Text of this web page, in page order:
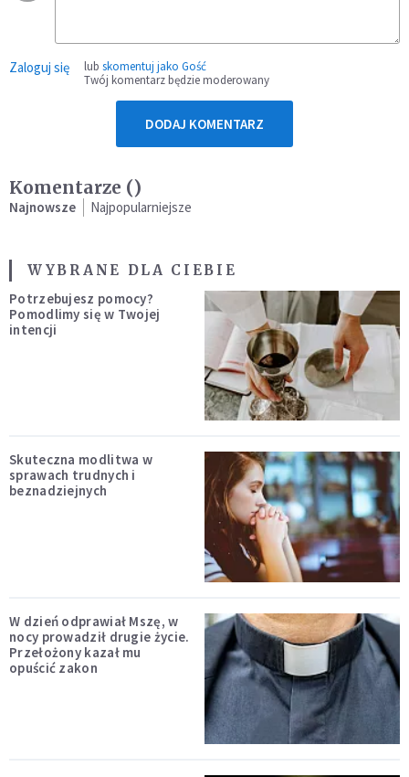
Zaloguj się lub skomentuj jako Gość
Twój komentarz będzie moderowany
DODAJ KOMENTARZ
Komentarze ()
Najnowsze Najpopularniejsze
WYBRANE DLA CIEBIE
Potrzebujesz pomocy?
Pomodlimy się w Twojej
intencji
Skuteczna modlitwa w
sprawach trudnych i
beznadziejnych
W dzień odprawiał Mszę, w
nocy prowadził drugie życie.
Przełożony kazał mu
opuścić zakon